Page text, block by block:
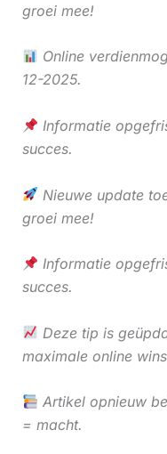
groei mee!
Online
12-2025.
Informatie
succes.
Nieuwe update
groei mee!
Informatie
succes.
Deze tip is
maximale online
Artikel opnieuw
= macht.